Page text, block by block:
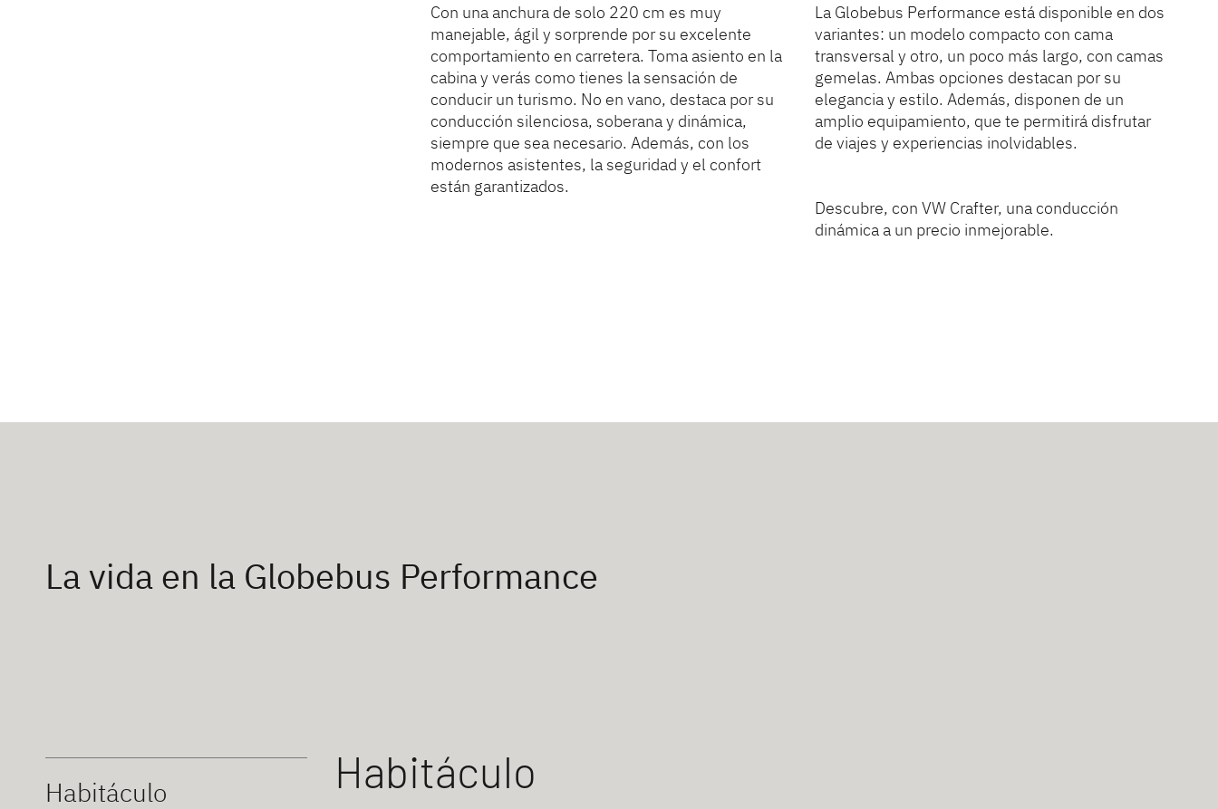
Con una anchura de solo 220 cm es muy
manejable, ágil y sorprende por su excelente
comportamiento en carretera. Toma asiento en la
cabina y verás como tienes la sensación de
conducir un turismo. No en vano, destaca por su
conducción silenciosa, soberana y dinámica,
siempre que sea necesario. Además, con los
modernos asistentes, la seguridad y el confort
están garantizados.
La Globebus Performance está disponible en dos
variantes: un modelo compacto con cama
transversal y otro, un poco más largo, con camas
gemelas. Ambas opciones destacan por su
elegancia y estilo. Además, disponen de un
amplio equipamiento, que te permitirá disfrutar
de viajes y experiencias inolvidables.
Descubre, con VW Crafter, una conducción
dinámica a un precio inmejorable.
La vida en la Globebus Performance
Habitáculo Habitáculo